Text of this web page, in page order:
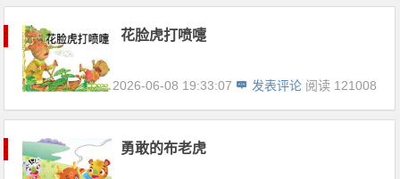
花脸虎打喷嚏
2026-06-08 19:33:07 发表评论 阅读 121008
勇敢的布老虎